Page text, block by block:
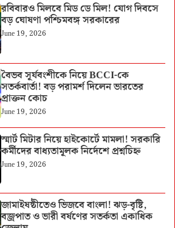
রবিবারও মিলবে মিড ডে মিল! যোগ দিবসে
বড় ঘোষণা পশ্চিমবঙ্গ সরকারের
June 19, 2026
বৈভব সূর্যবংশীকে নিয়ে BCCI-কে
সতর্কবার্তা! বড় পরামর্শ দিলেন ভারতের
প্রাক্তন কোচ
June 19, 2026
স্মার্ট মিটার নিয়ে হাইকোর্টে মামলা! সরকারি
কর্মীদের বাধ্যতামূলক নির্দেশে প্রশ্নচিহ্ন
June 19, 2026
জামাইষষ্ঠীতেও ভিজবে বাংলা! ঝড়-বৃষ্টি,
বজ্রপাত ও ভারী বর্ষণের সতর্কতা একাধিক